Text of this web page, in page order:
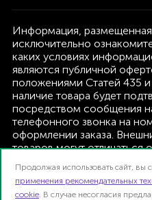
Информация, размещенная
исключительно
каких условиях
являются публичной
положениями Статей 435
наличие товара будет
посредством сообщения
телефонного звонка на
оформлении заказа.
товаров могут отличаться
текущую комплектацию,
уведомления.
Продолжая использовать сайт, вы
применения рекомендательных
cookie. В случае несогласия